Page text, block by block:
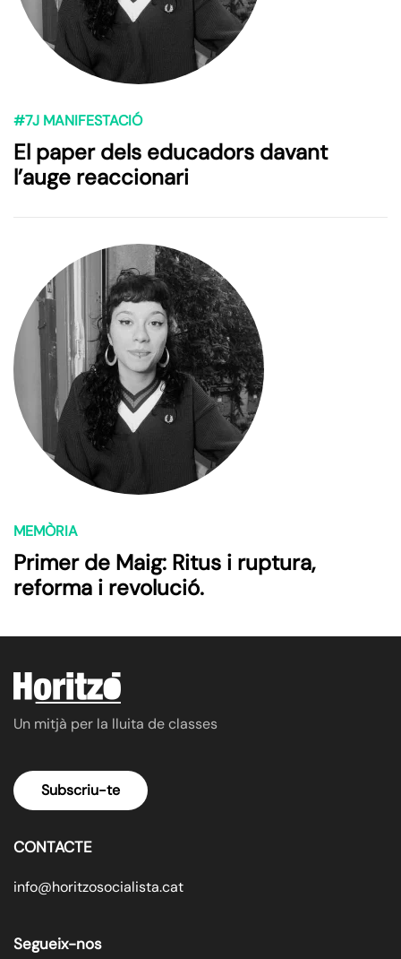
#7J MANIFESTACIÓ
El paper dels educadors davant
l’auge reaccionari
MEMÒRIA
Primer de Maig: Ritus i ruptura,
reforma i revolució.
Un mitjà per la lluita de classes
Subscriu-te
CONTACTE
info@horitzosocialista.cat
Segueix-nos